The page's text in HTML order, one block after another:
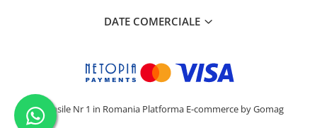
DATE COMERCIALE
Camasile Nr 1 in Romania Platforma E-commerce by Gomag